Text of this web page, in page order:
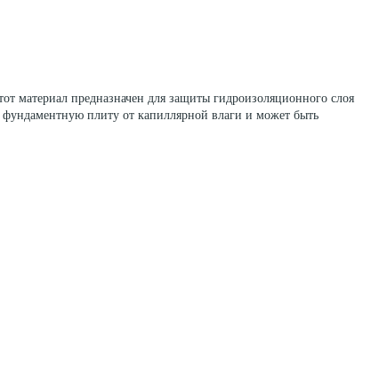
предназначен для защиты гидроизоляционного слоя
плиту от капиллярной влаги и может быть